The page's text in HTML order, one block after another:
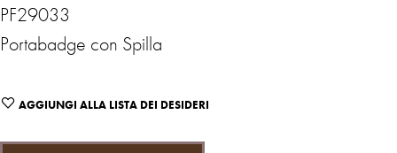
PF29033
Portabadge con Spilla
AGGIUNGI ALLA LISTA DEI DESIDERI